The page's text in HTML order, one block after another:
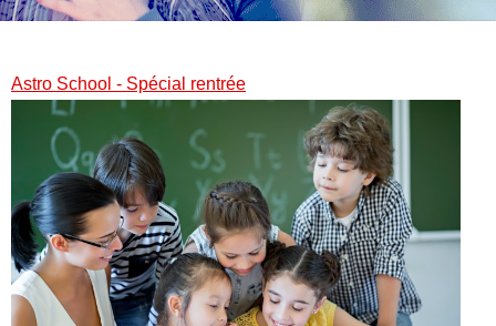
Astro School - Spécial rentrée